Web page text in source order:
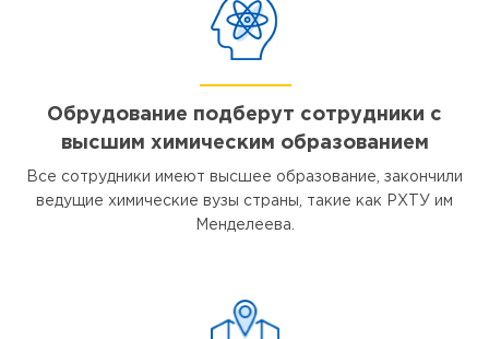
Обрудование подберут сотрудники с
высшим химическим образованием
Все сотрудники имеют высшее образование, закончили
ведущие химические вузы страны, такие как РХТУ им
Менделеева.